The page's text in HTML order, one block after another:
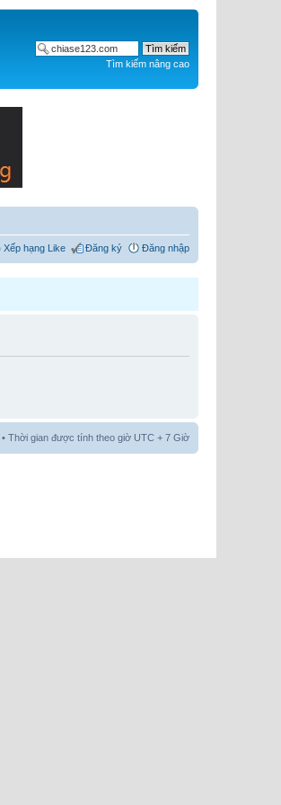
Tìm kiếm nâng cao
Xếp hạng Like Đăng ký Đăng nhập
• Thời gian được tính theo giờ UTC + 7 Giờ